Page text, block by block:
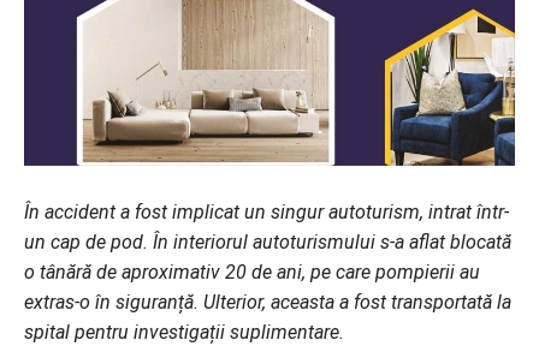
În accident a fost implicat un singur autoturism, intrat într-
un cap de pod. În interiorul autoturismului s-a aflat blocată
o tânără de aproximativ 20 de ani, pe care pompierii au
extras-o în siguranță. Ulterior, aceasta a fost transportată la
spital pentru investigații suplimentare.